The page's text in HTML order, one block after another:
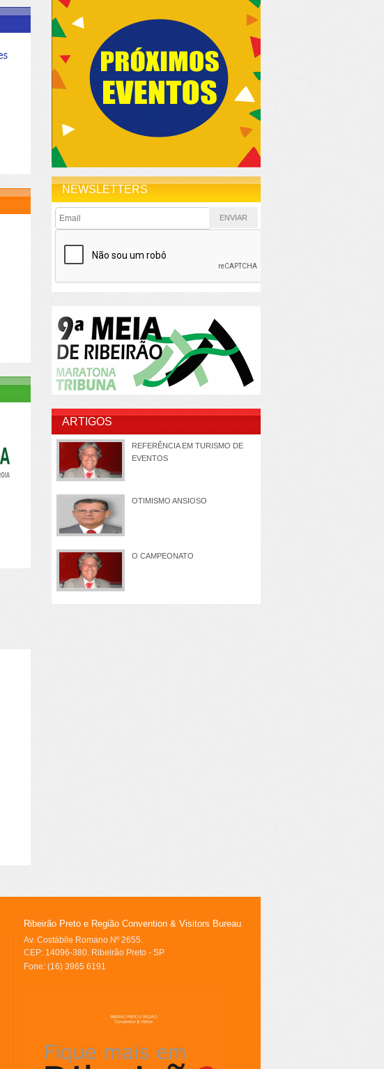
NEWSLETTERS
ARTIGOS
REFERÊNCIA EM TURISMO DE
EVENTOS
OTIMISMO ANSIOSO
O CAMPEONATO
Ribeirão Preto e Região Convention & Visitors Bureau
Av. Costábile Romano Nº 2655.
CEP: 14096-380. Ribeirão Preto - SP
Fone: (16) 3965 6191